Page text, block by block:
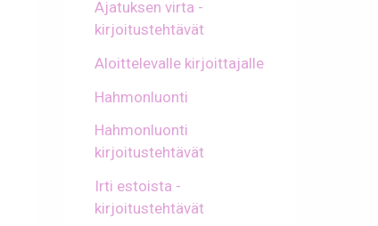
Ajatuksen virta -
kirjoitustehtävät
Aloittelevalle kirjoittajalle
Hahmonluonti
Hahmonluonti
kirjoitustehtävät
Irti estoista -
kirjoitustehtävät